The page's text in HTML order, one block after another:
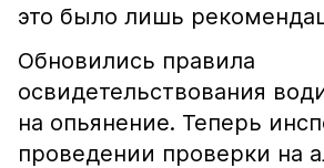
это было лишь
Обновились правила
освидетельствования
на опьянение. Теперь
проведении проверки на